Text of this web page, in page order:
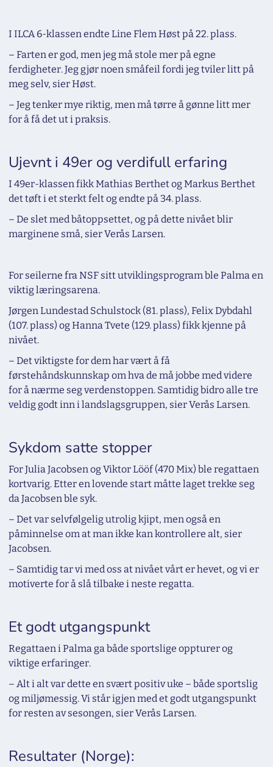
I ILCA 6-klassen endte Line Flem Høst på 22. plass.
– Farten er god, men jeg må stole mer på egne
ferdigheter. Jeg gjør noen småfeil fordi jeg tviler litt på
meg selv, sier Høst.
– Jeg tenker mye riktig, men må tørre å gønne litt mer
for å få det ut i praksis.
Ujevnt i 49er og verdifull erfaring
I 49er-klassen fikk Mathias Berthet og Markus Berthet
det tøft i et sterkt felt og endte på 34. plass.
– De slet med båtoppsettet, og på dette nivået blir
marginene små, sier Verås Larsen.
For seilerne fra NSF sitt utviklingsprogram ble Palma en
viktig læringsarena.
Jørgen Lundestad Schulstock (81. plass), Felix Dybdahl
(107. plass) og Hanna Tvete (129. plass) fikk kjenne på
nivået.
– Det viktigste for dem har vært å få
førstehåndskunnskap om hva de må jobbe med videre
for å nærme seg verdenstoppen. Samtidig bidro alle tre
veldig godt inn i landslagsgruppen, sier Verås Larsen.
Sykdom satte stopper
For Julia Jacobsen og Viktor Lööf (470 Mix) ble regattaen
kortvarig. Etter en lovende start måtte laget trekke seg
da Jacobsen ble syk.
– Det var selvfølgelig utrolig kjipt, men også en
påminnelse om at man ikke kan kontrollere alt, sier
Jacobsen.
– Samtidig tar vi med oss at nivået vårt er hevet, og vi er
motiverte for å slå tilbake i neste regatta.
Et godt utgangspunkt
Regattaen i Palma ga både sportslige oppturer og
viktige erfaringer.
– Alt i alt var dette en svært positiv uke – både sportslig
og miljømessig. Vi står igjen med et godt utgangspunkt
for resten av sesongen, sier Verås Larsen.
Resultater (Norge):